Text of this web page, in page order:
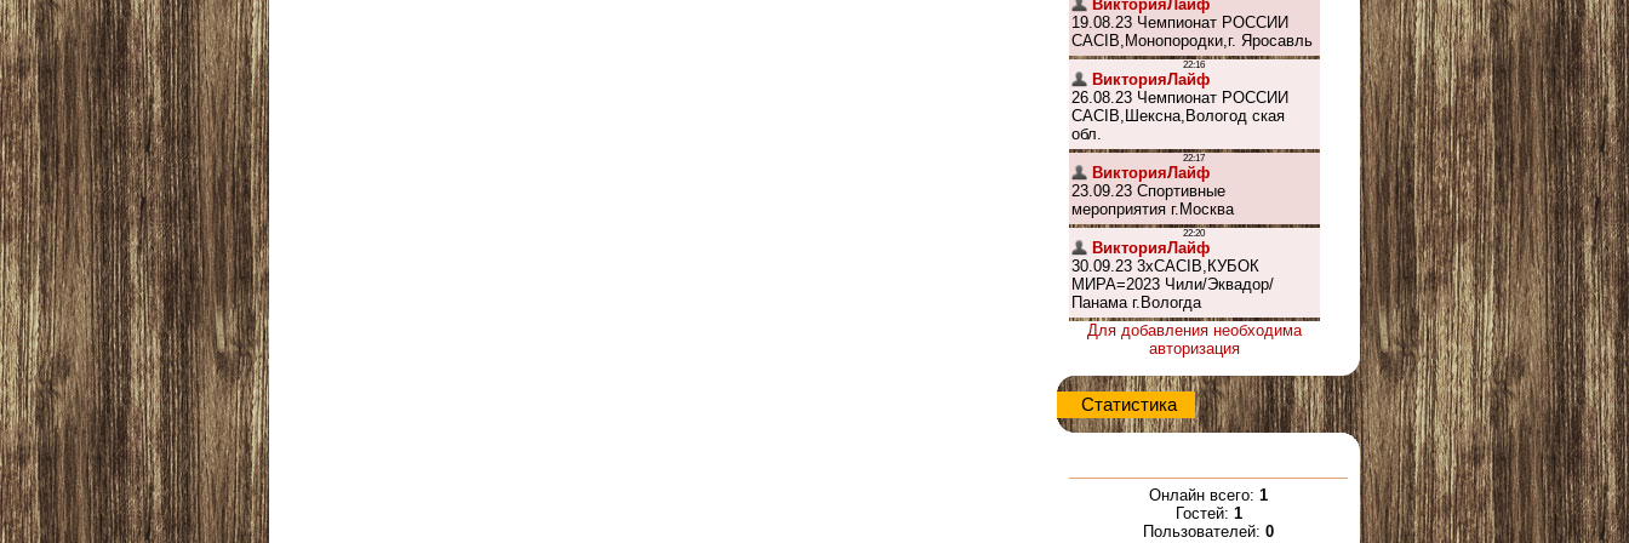
Для добавления необходима
авторизация
Статистика
Онлайн всего: 1
Гостей: 1
Пользователей: 0